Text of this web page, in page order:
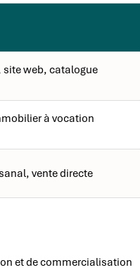
web, catalogue
à vocation
vente directe
et de commercialisation